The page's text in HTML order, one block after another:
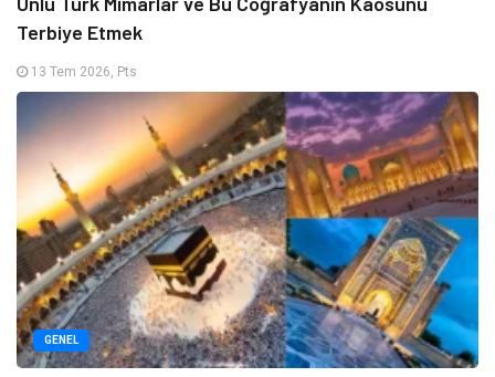
Terbiye Etmek
13 Tem 2026, Pts
GENEL